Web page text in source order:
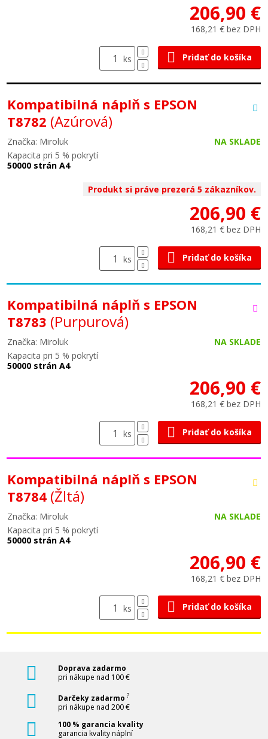
206,90 €
168,21 € bez DPH
ks Pridať do košíka
Kompatibilná náplň s EPSON
T8782 (Azúrová)
Značka: Miroluk
NA SKLADE
Kapacita pri 5 % pokrytí
50000 strán A4
Produkt si práve prezerá 5 zákazníkov.
206,90 €
168,21 € bez DPH
ks Pridať do košíka
Kompatibilná náplň s EPSON
T8783 (Purpurová)
Značka: Miroluk
NA SKLADE
Kapacita pri 5 % pokrytí
50000 strán A4
206,90 €
168,21 € bez DPH
ks Pridať do košíka
Kompatibilná náplň s EPSON
T8784 (Žltá)
Značka: Miroluk
NA SKLADE
Kapacita pri 5 % pokrytí
50000 strán A4
206,90 €
168,21 € bez DPH
ks Pridať do košíka
Doprava zadarmo
pri nákupe nad 100 €
Darčeky zadarmo ?
pri nákupe nad 200 €
100 % garancia kvality
garancia kvality náplní